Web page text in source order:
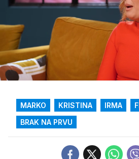
Upali
zvuk
MARKO KRISTINA IRMA
BRAK NA PRVU